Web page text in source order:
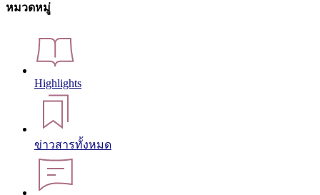
หมวดหมู่
Highlights
ข่าวสารทั้งหมด